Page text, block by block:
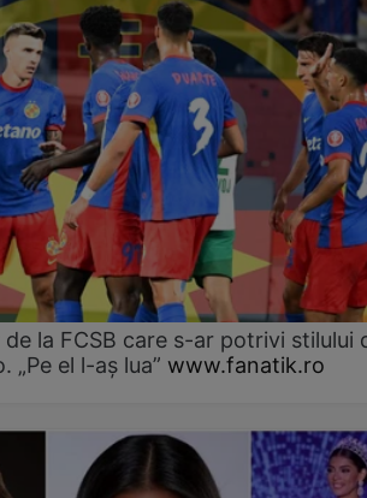
la FCSB care s-ar potrivi stilului
„Pe el l-aș lua” www.fanatik.ro